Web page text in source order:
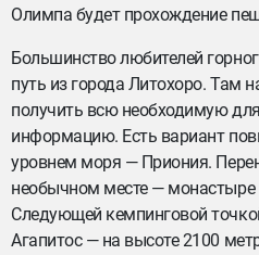
Олимпа будет прохождение
Большинство любителей
путь из города Литохоро. Там
получить всю необходимую
информацию. Есть вариант
уровнем моря — Приония.
необычном месте — монастыре
Следующей кемпинговой
Агапитос — на высоте 2100